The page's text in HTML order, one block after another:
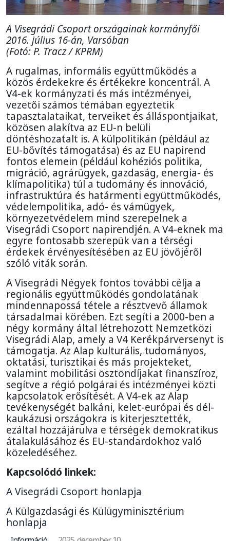
A Visegrádi Csoport országainak kormányfői
2016. július 16-án, Varsóban
(Fotó: P. Tracz / KPRM)
A rugalmas, informális együttműködés a
közös érdekekre és értékekre koncentrál. A
V4-ek kormányzati és más intézményei,
vezetői számos témában egyeztetik
tapasztalataikat, terveiket és álláspontjaikat,
közösen alakítva az EU-n belüli
döntéshozatalt is. A külpolitikán (például az
EU-bővítés támogatása) és az EU napirend
fontos elemein (például kohéziós politika,
migráció, agrárügyek, gazdaság, energia- és
klímapolitika) túl a tudomány és innováció,
infrastruktúra és határmenti együttműködés,
védelempolitika, adó- és vámügyek,
környezetvédelem mind szerepelnek a
Visegrádi Csoport napirendjén. A V4-eknek ma
egyre fontosabb szerepük van a térségi
érdekek érvényesítésében az EU jövőjéről
szóló viták során.
A Visegrádi Négyek fontos további célja a
regionális együttműködés gondolatának
mindennapossá tétele a résztvevő államok
társadalmai körében. Ezt segíti a 2000-ben a
négy kormány által létrehozott Nemzetközi
Visegrádi Alap, amely a V4 Kerékpárversenyt is
támogatja. Az Alap kulturális, tudományos,
oktatási, turisztikai és más projekteket,
valamint mobilitási ösztöndíjakat finanszíroz,
segítve a régió polgárai és intézményei közti
kapcsolatok erősítését. A V4-ek az Alap
tevékenységét balkáni, kelet-európai és dél-
kaukázusi országokra is kiterjesztették,
ezáltal hozzájárulva e térségek demokratikus
átalakulásához és EU-standardokhoz való
közeledéséhez.
Kapcsolódó linkek:
A Visegrádi Csoport honlapja
A Külgazdasági és Külügyminisztérium
honlapja